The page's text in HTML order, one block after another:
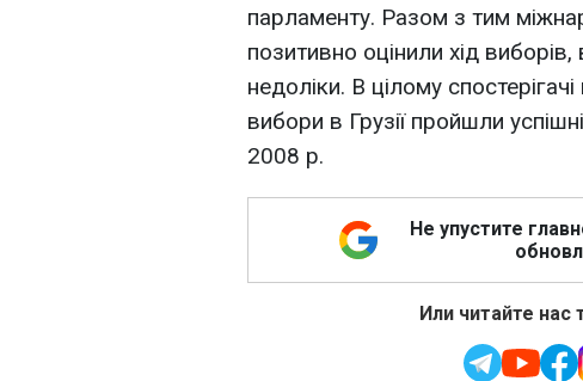
парламенту. Разом з тим
позитивно оцінили хід
недоліки. В цілому
вибори в Грузії пройшли
2008 р.
Не упустите
Или читайте нас